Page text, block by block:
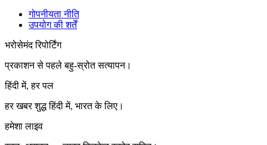
गोपनीयता नीति
उपयोग की शर्तें
भरोसेमंद रिपोर्टिंग
प्रकाशन से पहले बहु-स्रोत सत्यापन।
हिंदी में, हर पल
हर खबर शुद्ध हिंदी में, भारत के लिए।
हमेशा लाइव